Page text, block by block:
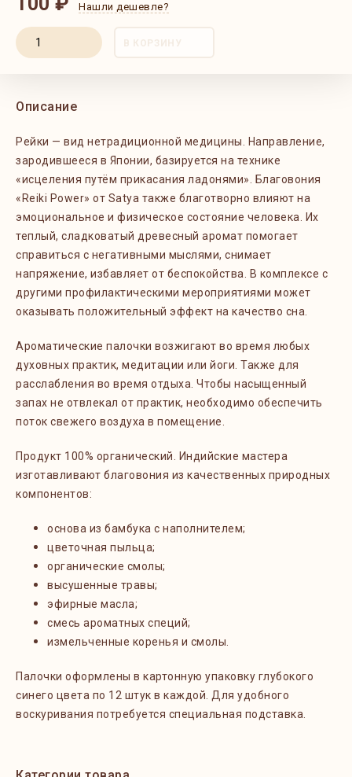
Нашли дешевле?
В КОРЗИНУ
Описание
Рейки — вид нетрадиционной медицины. Направление,
зародившееся в Японии, базируется на технике
«исцеления путём прикасания ладонями». Благовония
«Reiki Power» от Satya также благотворно влияют на
эмоциональное и физическое состояние человека. Их
теплый, сладковатый древесный аромат помогает
справиться с негативными мыслями, снимает
напряжение, избавляет от беспокойства. В комплексе с
другими профилактическими мероприятиями может
оказывать положительный эффект на качество сна.
Ароматические палочки возжигают во время любых
духовных практик, медитации или йоги. Также для
расслабления во время отдыха. Чтобы насыщенный
запах не отвлекал от практик, необходимо обеспечить
поток свежего воздуха в помещение.
Продукт 100% органический. Индийские мастера
изготавливают благовония из качественных природных
компонентов:
основа из бамбука с наполнителем;
цветочная пыльца;
органические смолы;
высушенные травы;
эфирные масла;
смесь ароматных специй;
измельченные коренья и смолы.
Палочки оформлены в картонную упаковку глубокого
синего цвета по 12 штук в каждой. Для удобного
воскуривания потребуется специальная подставка.